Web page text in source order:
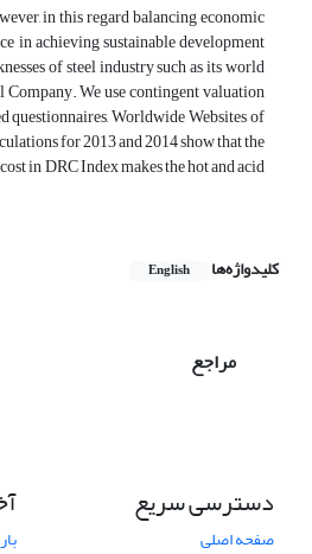
in this regard balancing economic
in achieving sustainable development
of steel industry such as its world
Company. We use contingent valuation
questionnaires, Worldwide Websites of
for 2013 and 2014 show that the
in DRC Index makes the hot and acid
کلیدواژه‌ها English
مراجع
دسترسی سریع
صفحه اصلی